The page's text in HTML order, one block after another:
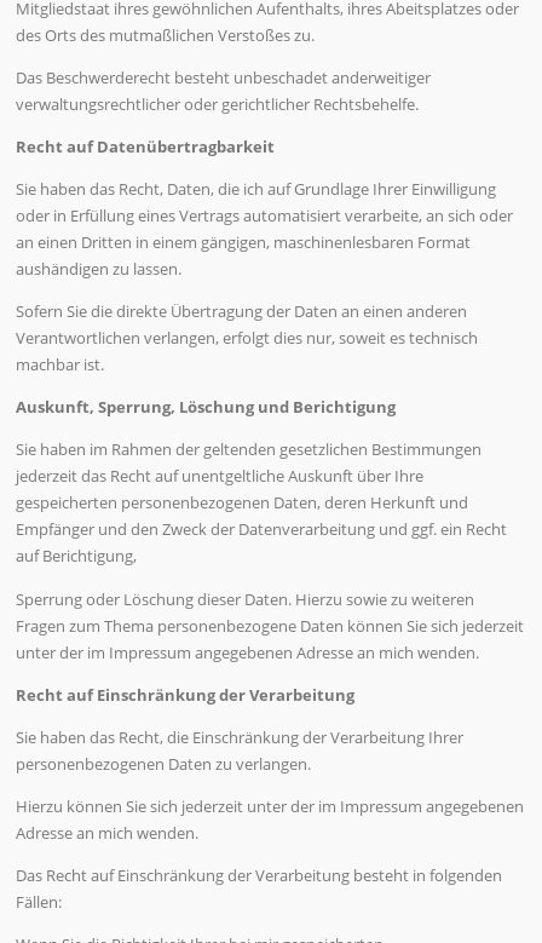
Mitgliedstaat ihres gewöhnlichen Aufenthalts, ihres Abeitsplatzes oder
des Orts des mutmaßlichen Verstoßes zu.
Das Beschwerderecht besteht unbeschadet anderweitiger
verwaltungsrechtlicher oder gerichtlicher Rechtsbehelfe.
Recht auf Datenübertragbarkeit
Sie haben das Recht, Daten, die ich auf Grundlage Ihrer Einwilligung
oder in Erfüllung eines Vertrags automatisiert verarbeite, an sich oder
an einen Dritten in einem gängigen, maschinenlesbaren Format
aushändigen zu lassen.
Sofern Sie die direkte Übertragung der Daten an einen anderen
Verantwortlichen verlangen, erfolgt dies nur, soweit es technisch
machbar ist.
Auskunft, Sperrung, Löschung und Berichtigung
Sie haben im Rahmen der geltenden gesetzlichen Bestimmungen
jederzeit das Recht auf unentgeltliche Auskunft über Ihre
gespeicherten personenbezogenen Daten, deren Herkunft und
Empfänger und den Zweck der Datenverarbeitung und ggf. ein Recht
auf Berichtigung,
Sperrung oder Löschung dieser Daten. Hierzu sowie zu weiteren
Fragen zum Thema personenbezogene Daten können Sie sich jederzeit
unter der im Impressum angegebenen Adresse an mich wenden.
Recht auf Einschränkung der Verarbeitung
Sie haben das Recht, die Einschränkung der Verarbeitung Ihrer
personenbezogenen Daten zu verlangen.
Hierzu können Sie sich jederzeit unter der im Impressum angegebenen
Adresse an mich wenden.
Das Recht auf Einschränkung der Verarbeitung besteht in folgenden
Fällen: